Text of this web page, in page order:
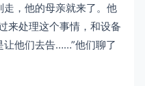
，他的母亲就来了。他
来处理这个事情，和设备
让他们去告……”他们聊了